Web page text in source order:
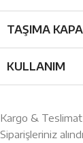
TAŞIMA
KULLANIM
Kargo & Teslimat
Siparişleriniz